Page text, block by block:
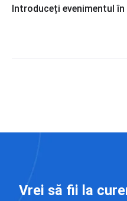
Introduceți evenimentul în
Vrei să fii la